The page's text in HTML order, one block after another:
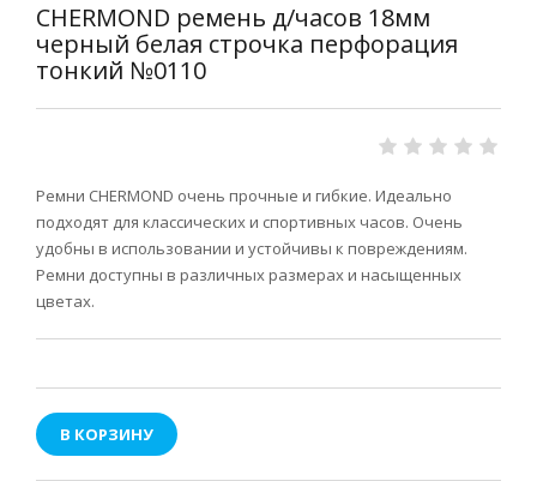
CHERMOND ремень д/часов 18мм
черный белая строчка перфорация
тонкий №0110
Ремни CHERMOND очень прочные и гибкие. Идеально
подходят для классических и спортивных часов. Очень
удобны в использовании и устойчивы к повреждениям.
Ремни доступны в различных размерах и насыщенных
цветах.
В КОРЗИНУ